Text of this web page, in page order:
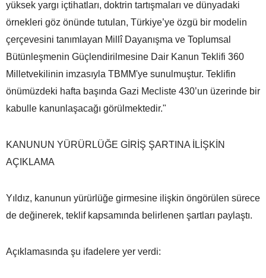
yüksek yargı içtihatları, doktrin tartışmaları ve dünyadaki
örnekleri göz önünde tutulan, Türkiye’ye özgü bir modelin
çerçevesini tanımlayan Millî Dayanışma ve Toplumsal
Bütünleşmenin Güçlendirilmesine Dair Kanun Teklifi 360
Milletvekilinin imzasıyla TBMM'ye sunulmuştur. Teklifin
önümüzdeki hafta başında Gazi Mecliste 430’un üzerinde bir
kabulle kanunlaşacağı görülmektedir."
KANUNUN YÜRÜRLÜĞE GİRİŞ ŞARTINA İLİŞKİN
AÇIKLAMA
Yıldız, kanunun yürürlüğe girmesine ilişkin öngörülen sürece
de değinerek, teklif kapsamında belirlenen şartları paylaştı.
Açıklamasında şu ifadelere yer verdi: